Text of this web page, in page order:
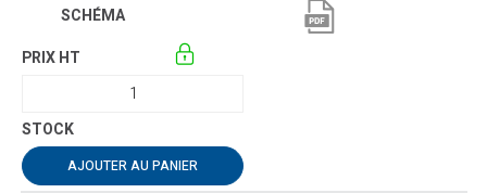
AJOUTER AU PANIER